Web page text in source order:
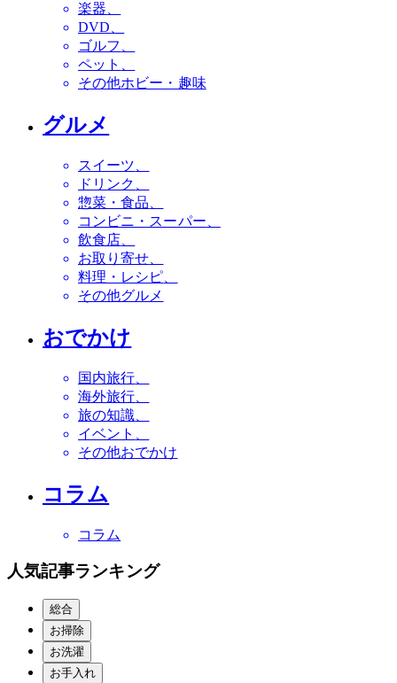
楽器
DVD
ゴルフ
ペット
その他ホビー・趣味
グルメ
スイーツ
ドリンク
惣菜・食品
コンビニ・スーパー
飲食店
お取り寄せ
料理・レシピ
その他グルメ
おでかけ
国内旅行
海外旅行
旅の知識
イベント
その他おでかけ
コラム
コラム
人気記事ランキング
総合
お掃除
お洗濯
お手入れ